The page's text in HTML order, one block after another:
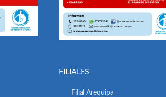
FILIALES
Filial Arequipa